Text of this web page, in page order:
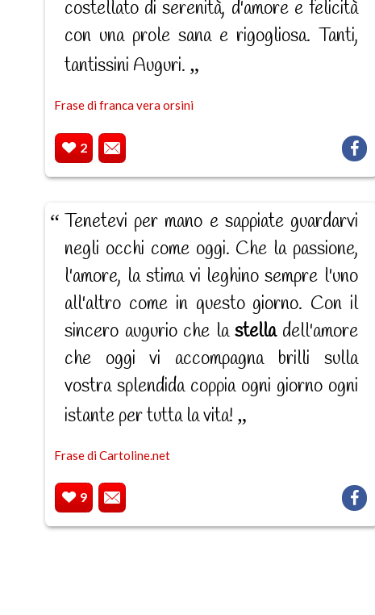
costellato di serenità, d'amore e felicità
con una prole sana e rigogliosa. Tanti,
tantissini Auguri.
Frase di franca vera orsini
2
Tenetevi per mano e sappiate guardarvi
negli occhi come oggi. Che la passione,
l'amore, la stima vi leghino sempre l'uno
all'altro come in questo giorno. Con il
sincero augurio che lastelladell'amore
che oggi vi accompagna brilli sulla
vostra splendida coppia ogni giorno ogni
istante per tutta la vita!
Frase di Cartoline.net
9